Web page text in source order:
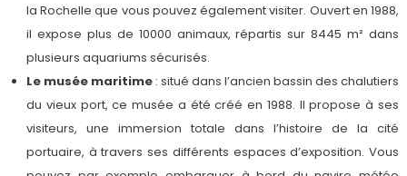
la Rochelle que vous pouvez également visiter. Ouvert en 1988,
il expose plus de 10000 animaux, répartis sur 8445 m² dans
plusieurs aquariums sécurisés.
Le musée maritime: situé dans l’ancien bassin des chalutiers
du vieux port, ce musée a été créé en 1988. Il propose à ses
visiteurs, une immersion totale dans l’histoire de la cité
portuaire, à travers ses différents espaces d’exposition. Vous